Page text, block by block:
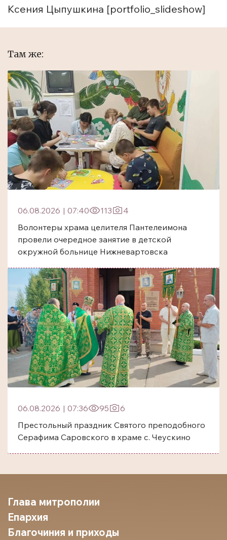
Ксения Цыпушкина [portfolio_slideshow]
Там же:
06.08.2026 | 07:40 113
4
Волонтеры храма целителя Пантелеимона
провели очередное занятие в детской
окружной больнице Нижневартовска
06.08.2026 | 07:36 95
6
Престольный праздник Святого преподобного
Серафима Саровского в храме с. Чеускино
Глава митрополии
Епархия
Благочиния и приходы